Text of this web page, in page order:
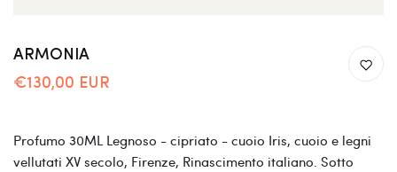
ARMONIA
€130,00 EUR
Profumo 30ML Legnoso - cipriato - cuoio Iris, cuoio e legni
vellutati XV secolo, Firenze, Rinascimento italiano. Sotto